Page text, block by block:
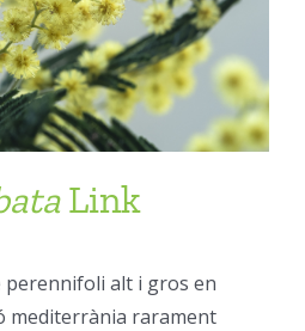
Link
perennifoli alt i gros en
mediterrània rarament